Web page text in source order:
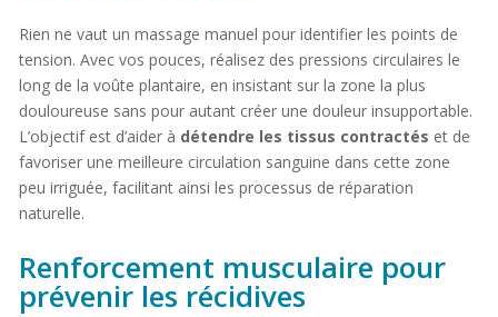
Rien ne vaut un massage manuel pour identifier les points de
tension. Avec vos pouces, réalisez des pressions circulaires le
long de la voûte plantaire, en insistant sur la zone la plus
douloureuse sans pour autant créer une douleur insupportable.
L’objectif est d’aider à détendre les tissus contractés et de
favoriser une meilleure circulation sanguine dans cette zone
peu irriguée, facilitant ainsi les processus de réparation
naturelle.
Renforcement musculaire pour
prévenir les récidives